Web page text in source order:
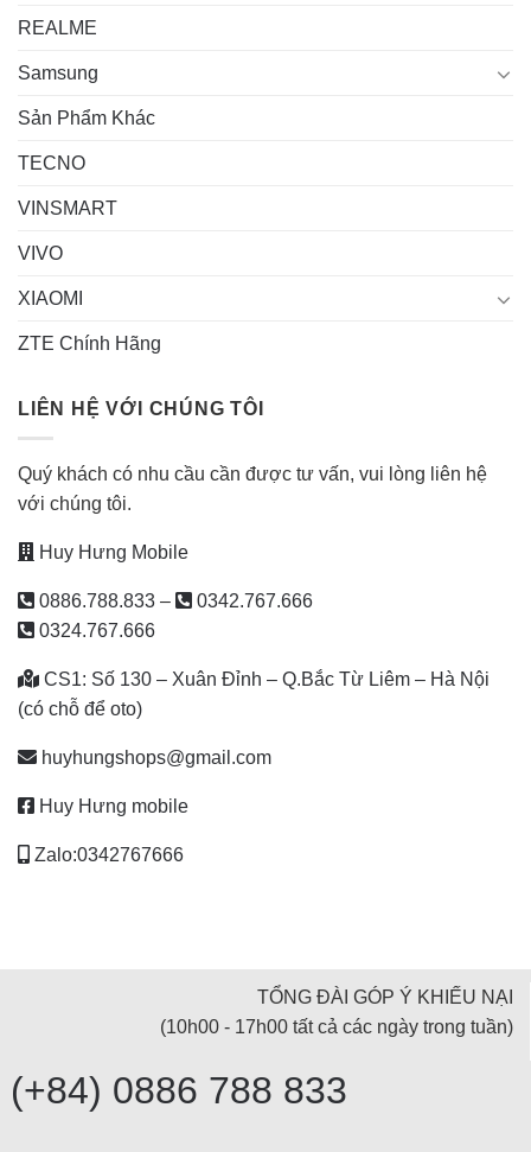
REALME
Samsung
Sản Phẩm Khác
TECNO
VINSMART
VIVO
XIAOMI
ZTE Chính Hãng
LIÊN HỆ VỚI CHÚNG TÔI
Quý khách có nhu cầu cần được tư vấn, vui lòng liên hệ
với chúng tôi.
Huy Hưng Mobile
0886.788.833 –
0342.767.666
0324.767.666
CS1: Số 130 – Xuân Đỉnh – Q.Bắc Từ Liêm – Hà Nội
(có chỗ để oto)
huyhungshops@gmail.com
Huy Hưng mobile
Zalo:0342767666
TỔNG ĐÀI GÓP Ý KHIẾU NẠI
(10h00 - 17h00 tất cả các ngày trong tuần)
(+84) 0886 788 833